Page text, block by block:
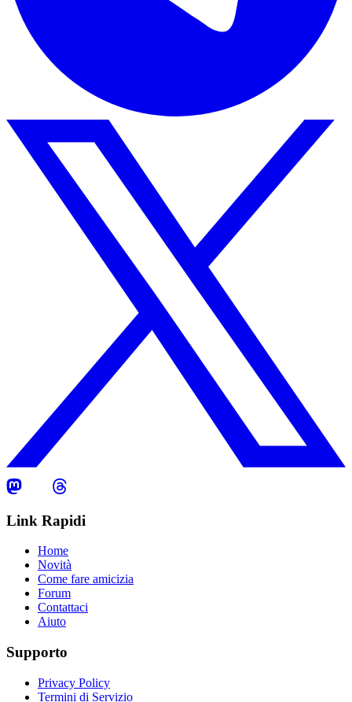
Link Rapidi
Home
Novità
Come fare amicizia
Forum
Contattaci
Aiuto
Supporto
Privacy Policy
Termini di Servizio